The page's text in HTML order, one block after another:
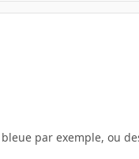
par exemple, ou